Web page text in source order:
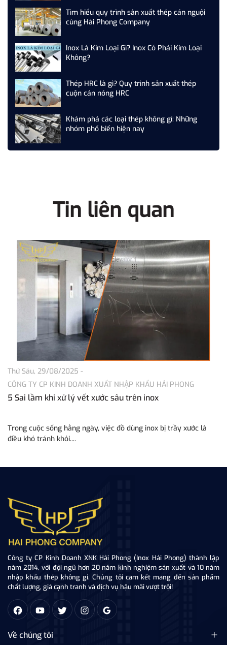
Tìm hiểu quy trình sản xuất thép cán nguội
cùng Hải Phong Company
Inox Là Kim Loại Gì? Inox Có Phải Kim Loại
Không?
Thép HRC là gì? Quy trình sản xuất thép
cuộn cán nóng HRC
Khám phá các loại thép không gỉ: Những
nhóm phổ biến hiện nay
Tin liên quan
Thứ Sáu, 29/08/2025 -
CÔNG TY CP KINH DOANH XUẤT NHẬP KHẨU HẢI PHONG
5 Sai lầm khi xử lý vết xước sâu trên inox
Trong cuộc sống hằng ngày, việc đồ dùng inox bị trầy xước là
điều khó tránh khỏi....
Công ty CP Kinh Doanh XNK Hải Phong (Inox Hải Phong) thành lập
năm 2014, với đội ngũ hơn 20 năm kinh nghiệm sản xuất và 10 năm
nhập khẩu thép không gỉ. Chúng tôi cam kết mang đến sản phẩm
chất lượng, giá cạnh tranh và dịch vụ hậu mãi vượt trội!
Về chúng tôi